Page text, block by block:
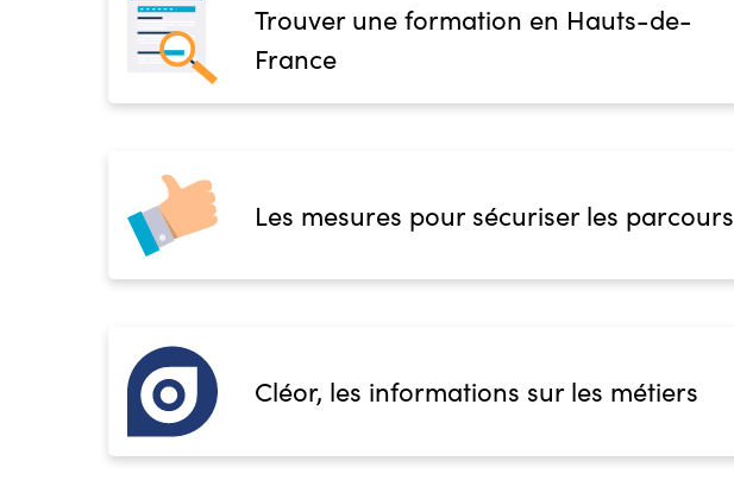
Trouver une formation en Hauts-de-
France
Les mesures pour sécuriser les parcours
Cléor, les informations sur les métiers